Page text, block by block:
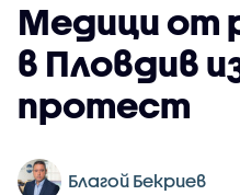
Медици от
в Пловдив
протест
Благой Бекриев